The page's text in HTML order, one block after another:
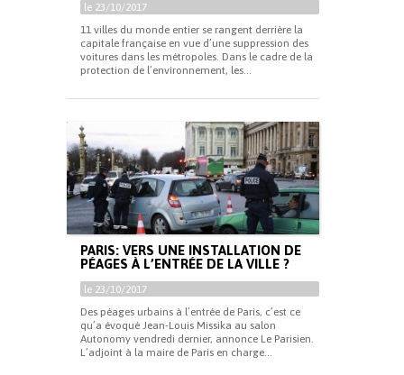
le 23/10/2017
11 villes du monde entier se rangent derrière la
capitale française en vue d’une suppression des
voitures dans les métropoles. Dans le cadre de la
protection de l’environnement, les...
PARIS: VERS UNE INSTALLATION DE
PÉAGES À L’ENTRÉE DE LA VILLE ?
le 23/10/2017
Des péages urbains à l’entrée de Paris, c’est ce
qu’a évoqué Jean-Louis Missika au salon
Autonomy vendredi dernier, annonce Le Parisien.
L’adjoint à la maire de Paris en charge...